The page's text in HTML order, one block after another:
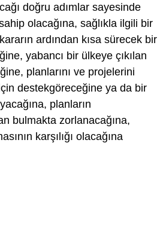
doğru adımlar sayesinde
olacağına, sağlıkla ilgili bir
ardından kısa sürecek bir
yabancı bir ülkeye çıkılan
planlarını ve projelerini
destekgöreceğine ya da bir
planların
bulmakta zorlanacağına,
karşılığı olacağına